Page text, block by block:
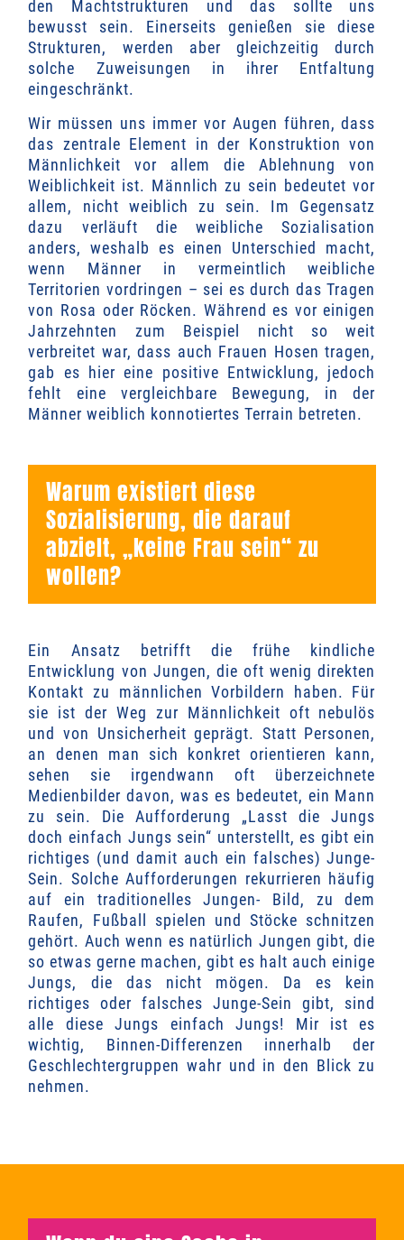
den Machtstrukturen und das sollte uns
bewusst sein. Einerseits genießen sie diese
Strukturen, werden aber gleichzeitig durch
solche Zuweisungen in ihrer Entfaltung
eingeschränkt.
Wir müssen uns immer vor Augen führen, dass
das zentrale Element in der Konstruktion von
Männlichkeit vor allem die Ablehnung von
Weiblichkeit ist. Männlich zu sein bedeutet vor
allem, nicht weiblich zu sein. Im Gegensatz
dazu verläuft die weibliche Sozialisation
anders, weshalb es einen Unterschied macht,
wenn Männer in vermeintlich weibliche
Territorien vordringen – sei es durch das Tragen
von Rosa oder Röcken. Während es vor einigen
Jahrzehnten zum Beispiel nicht so weit
verbreitet war, dass auch Frauen Hosen tragen,
gab es hier eine positive Entwicklung, jedoch
fehlt eine vergleichbare Bewegung, in der
Männer weiblich konnotiertes Terrain betreten.
Warum existiert diese
Sozialisierung, die darauf
abzielt, „keine Frau sein“ zu
wollen?
Ein Ansatz betrifft die frühe kindliche
Entwicklung von Jungen, die oft wenig direkten
Kontakt zu männlichen Vorbildern haben. Für
sie ist der Weg zur Männlichkeit oft nebulös
und von Unsicherheit geprägt. Statt Personen,
an denen man sich konkret orientieren kann,
sehen sie irgendwann oft überzeichnete
Medienbilder davon, was es bedeutet, ein Mann
zu sein. Die Aufforderung „Lasst die Jungs
doch einfach Jungs sein“ unterstellt, es gibt ein
richtiges (und damit auch ein falsches) Junge-
Sein. Solche Aufforderungen rekurrieren häufig
auf ein traditionelles Jungen- Bild, zu dem
Raufen, Fußball spielen und Stöcke schnitzen
gehört. Auch wenn es natürlich Jungen gibt, die
so etwas gerne machen, gibt es halt auch einige
Jungs, die das nicht mögen. Da es kein
richtiges oder falsches Junge-Sein gibt, sind
alle diese Jungs einfach Jungs! Mir ist es
wichtig, Binnen-Differenzen innerhalb der
Geschlechtergruppen wahr und in den Blick zu
nehmen.